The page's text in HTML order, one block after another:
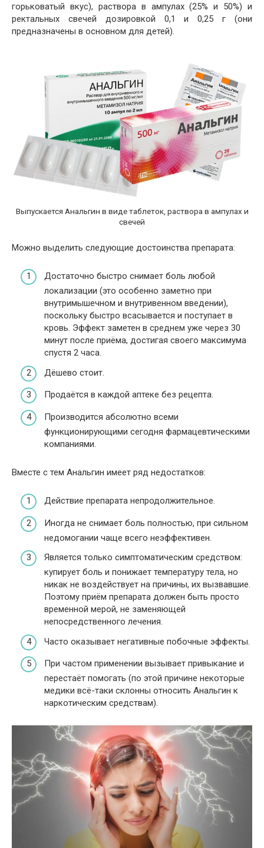
горьковатый вкус), раствора в ампулах (25% и 50%) и
ректальных свечей дозировкой 0,1 и 0,25 г (они
предназначены в основном для детей).
Выпускается Анальгин в виде таблеток, раствора в ампулах и
свечей
Можно выделить следующие достоинства препарата:
Достаточно быстро снимает боль любой
локализации (это особенно заметно при
внутримышечном и внутривенном введении),
поскольку быстро всасывается и поступает в
кровь. Эффект заметен в среднем уже через 30
минут после приёма, достигая своего максимума
спустя 2 часа.
Дёшево стоит.
Продаётся в каждой аптеке без рецепта.
Производится абсолютно всеми
функционирующими сегодня фармацевтическими
компаниями.
Вместе с тем Анальгин имеет ряд недостатков:
Действие препарата непродолжительное.
Иногда не снимает боль полностью, при сильном
недомогании чаще всего неэффективен.
Является только симптоматическим средством:
купирует боль и понижает температуру тела, но
никак не воздействует на причины, их вызвавшие.
Поэтому приём препарата должен быть просто
временной мерой, не заменяющей
непосредственного лечения.
Часто оказывает негативные побочные эффекты.
При частом применении вызывает привыкание и
перестаёт помогать (по этой причине некоторые
медики всё-таки склонны относить Анальгин к
наркотическим средствам).